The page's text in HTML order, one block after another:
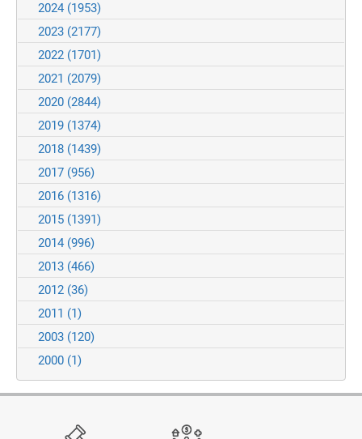
2024 (1953)
2023 (2177)
2022 (1701)
2021 (2079)
2020 (2844)
2019 (1374)
2018 (1439)
2017 (956)
2016 (1316)
2015 (1391)
2014 (996)
2013 (466)
2012 (36)
2011 (1)
2003 (120)
2000 (1)